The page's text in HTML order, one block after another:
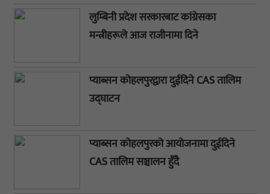
लुम्बिनी प्रदेश सरकारबाट कांग्रेसका
मन्त्रीहरूले आज राजीनामा दिने
प्याब्सन कोहलपुरद्वारा दुईदिने CAS तालिम
उद्घाटन
प्याब्सन कोहलपुरको आयोजनामा दुईदिने
CAS तालिम सञ्चालन हुँदै